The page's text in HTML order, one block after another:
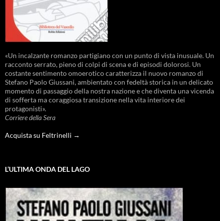
«Un incalzante romanzo partigiano con un punto di vista inusuale. Un
racconto serrato, pieno di colpi di scena e di episodi dolorosi. Un
costante sentimento omoerotico caratterizza il nuovo romanzo di
Stefano Paolo Giussani, ambientato con fedeltà storica in un delicato
momento di passaggio della nostra nazione e che diventa una vicenda
di sofferta ma coraggiosa transizione nella vita interiore dei
protagonisti».
Corriere della Sera
Acquista su Feltrinelli →
L’ULTIMA ONDA DEL LAGO